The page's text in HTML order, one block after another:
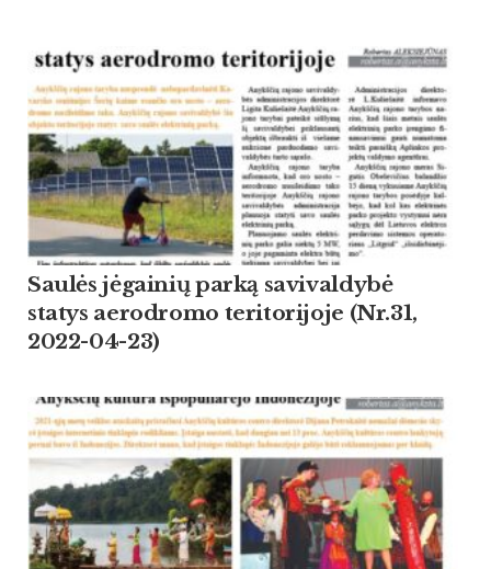
Saulės jėgainių parką savivaldybė
statys aerodromo teritorijoje (Nr.31,
2022-04-23)